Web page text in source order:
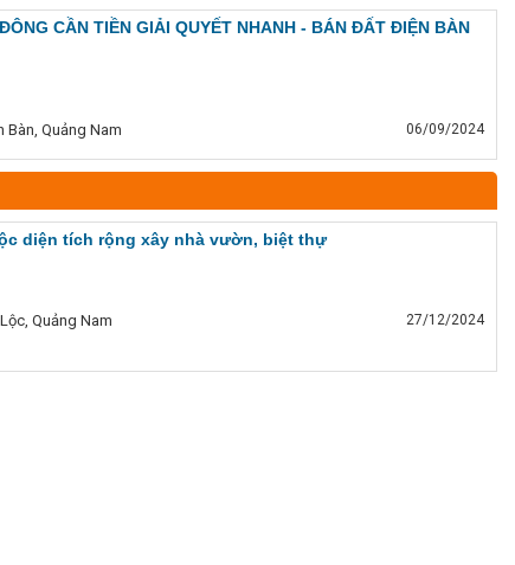
CẦN TIỀN GIẢI QUYẾT NHANH - BÁN ĐẤT ĐIỆN BÀN
Bàn, Quảng Nam 06/09/2024
diện tích rộng xây nhà vườn, biệt thự
Quảng Nam 27/12/2024